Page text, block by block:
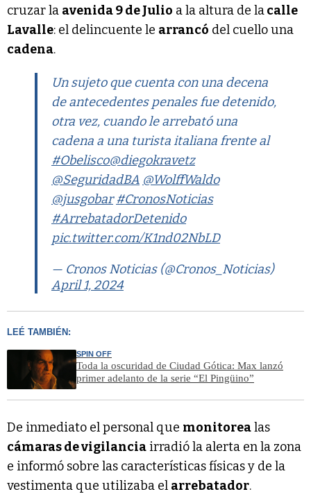
cruzar la avenida 9 de Julio a la altura de lacalle
Lavalle: el delincuente le arrancó del cuello una
cadena.
Un sujeto que cuenta con una decena
de antecedentes penales fue detenido,
otra vez, cuando le arrebató una
cadena a una turista italiana frente al
#Obelisco@diegokravetz
@SeguridadBA @WolffWaldo
@jusgobar #CronosNoticias
#ArrebatadorDetenido
pic.twitter.com/K1nd02NbLD
— Cronos Noticias (@Cronos_Noticias)
April 1, 2024
LEÉ TAMBIÉN:
SPIN OFF
Toda la oscuridad de Ciudad Gótica: Max lanzó
primer adelanto de la serie “El Pingüino”
De inmediato el personal que monitorealas
cámaras de vigilancia irradió la alerta en la zona
e informó sobre las características físicas y de la
vestimenta que utilizaba el arrebatador.